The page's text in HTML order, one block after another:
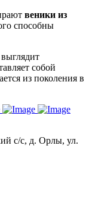
веники из
способны
собой
из поколения в
с/с, д. Орлы, ул.